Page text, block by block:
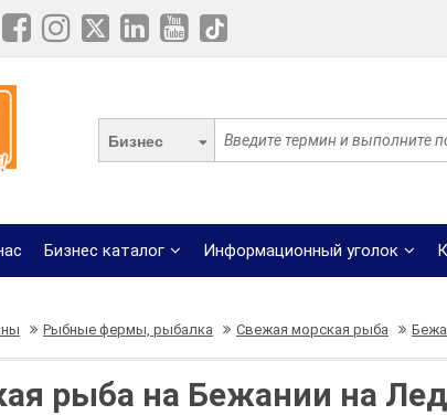
Бизнес
Бизнес каталог Информационный уголок
Рыбные фермы, рыбалка Свежая морская рыба
рыба на Бежании на